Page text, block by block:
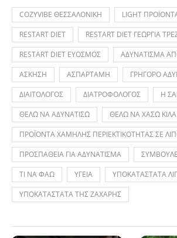
COZYVIBE ΘΕΣΣΑΛΟΝΙΚΗ
LIGHT
RESTART DIET
RESTART DIET ΓΕΩΡΓΙΑ
RESTART DIET ΕΥΟΣΜΟΣ
ΑΔΥΝΑΤΙΣΜΑ
ΑΣΚΗΣΗ
ΑΣΠΑΡΤΑΜΗ
ΓΡΗΓΟΡΟ
ΔΙΑΙΤΟΛΟΓΟΣ
ΔΙΑΤΡΟΦΟΛΟΓΟΣ
Η
ΘΕΛΩ ΝΑ ΑΔΥΝΑΤΙΣΩ
ΘΕΛΩ ΝΑ ΧΑΣΩ ΚΙΛΑ
ΠΡΟΪΟΝΤΑ ΧΑΜΗΛΗΣ ΠΕΡΙΕΚΤΙΚΟΤΗΤΑΣ ΣΕ
ΠΡΟΣΠΑΘΕΙΑ ΓΙΑ ΑΔΥΝΑΤΙΣΜΑ
ΤΙ ΝΑ ΦΑΩ
ΥΓΕΙΑ
ΥΠΟΚΑΤΑΣΤΑΤΑ
ΥΠΟΚΑΤΑΣΤΑΤΑ ΤΗΣ ΖΑΧΑΡΗΣ